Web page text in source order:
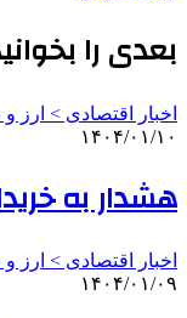
بعدی را
اخبار اقتصادی > ارز و
۱۴۰۴/۰۱/۱۰
هشدار به
اخبار اقتصادی > ارز و
۱۴۰۴/۰۱/۰۹